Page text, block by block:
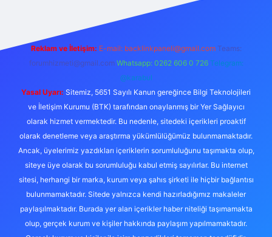
Reklam ve İletişim: E-mail: backlinkpaneli@gmail.com Teams:
forumhizmeti@gmail.com Whatsapp: 0262 606 0 726 Telegram:
@karabul
Yasal Uyarı: Sitemiz, 5651 Sayılı Kanun gereğince Bilgi Teknolojileri
ve İletişim Kurumu (BTK) tarafından onaylanmış bir Yer Sağlayıcı
olarak hizmet vermektedir. Bu nedenle, sitedeki içerikleri proaktif
olarak denetleme veya araştırma yükümlülüğümüz bulunmamaktadır.
Ancak, üyelerimiz yazdıkları içeriklerin sorumluluğunu taşımakta olup,
siteye üye olarak bu sorumluluğu kabul etmiş sayılırlar. Bu internet
sitesi, herhangi bir marka, kurum veya şahıs şirketi ile hiçbir bağlantısı
bulunmamaktadır. Sitede yalnızca kendi hazırladığımız makaleler
paylaşılmaktadır. Burada yer alan içerikler haber niteliği taşımamakta
olup, gerçek kurum ve kişiler hakkında paylaşım yapılmamaktadır.